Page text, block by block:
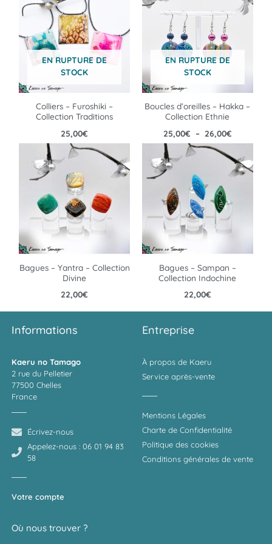
EN RUPTURE DE
STOCK
Colliers – Furoshiki –
Collection Traditions
25,00€
EN RUPTURE DE
STOCK
Boucles d’oreilles – Hakka –
Collection Ethnie
25,00€ – 26,00€
prix :
Bagues – Yantra – Collection
Divine
22,00€
Bagues – Sampan –
Collection Indochine
22,00€
Informations
Kaeru no Tamago
2 rue du Pelletier
77500 Chelles
France
Écrivez-nous
Appelez-nous : 06 01 94 83
58
Votre compte
Entreprise
À propos de Kaeru
Service après-vente
Mentions Légales
Charte de Confidentialité
Politique des cookies
Conditions générales de vente
Où nous trouver ?